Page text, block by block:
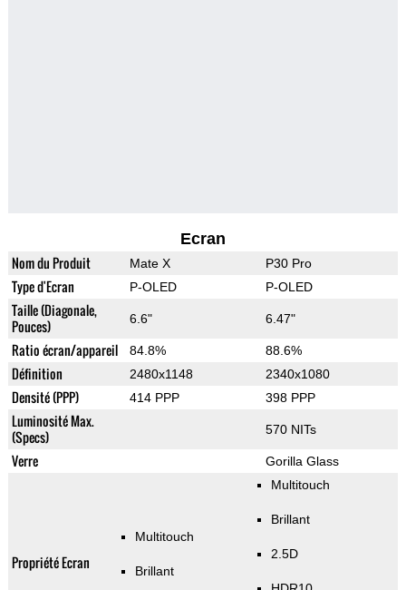
Ecran
Nom du Produit Mate X P30 Pro
Type d'Ecran P-OLED P-OLED
Taille (Diagonale,
Pouces)
6.6" 6.47"
Ratio écran/appareil 84.8% 88.6%
Définition 2480x1148 2340x1080
Densité (PPP) 414 PPP 398 PPP
Luminosité Max.
(Specs)
570 NITs
Verre Gorilla Glass
Propriété Ecran
Multitouch
Brillant
Multitouch
Brillant
2.5D